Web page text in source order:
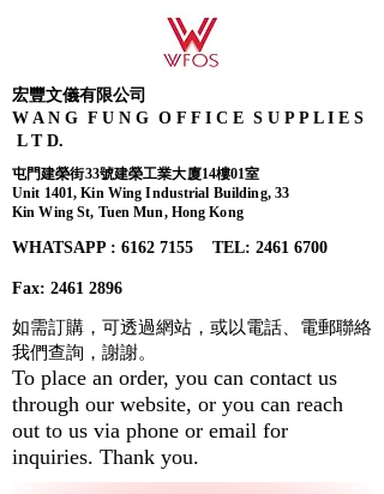
宏豐文儀有限公司
W A N G F U N G O F F I C E S U P P L I E S
L T D.
屯門建榮街33號建榮工業大廈14樓01室
Unit 1401, Kin Wing Industrial Building, 33
Kin Wing St, Tuen Mun, Hong Kong
WHATSAPP : 6162 7155​ TEL: 2461 6700
Fax: 2461 2896
如需訂購，可透過網站，或以電話、電郵聯絡
我們查詢， 謝謝。
To place an order, you can contact us
through our website, or you can reach
out to us via phone or email for
inquiries. Thank you.